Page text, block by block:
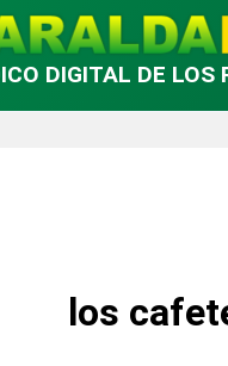
DIGITAL DE LOS
los